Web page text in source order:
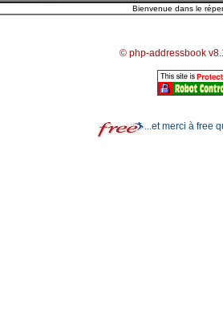
© php-addressbook
...et merci à free